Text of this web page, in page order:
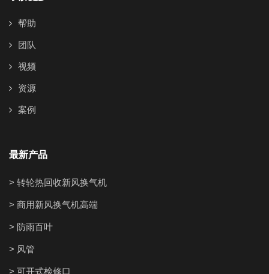
帮助
团队
视频
资源
案例
最新产品
> 转轮热回收新风换气机
> 商用新风换气机高端
> 防雨百叶
> 风管
> 可开式检修口